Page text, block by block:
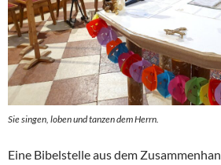
Sie singen, loben und tanzen dem Herrn.
Eine Bibelstelle aus dem